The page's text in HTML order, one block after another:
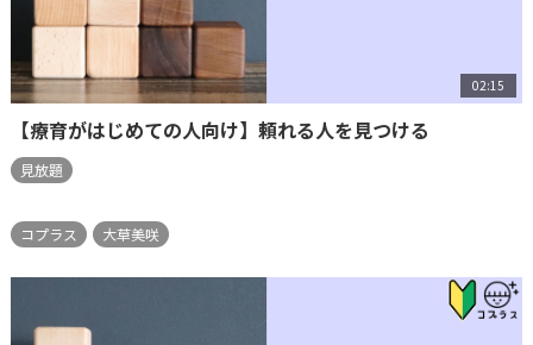
02:15
【療育がはじめての人向け】頼れる人を見つける
見放題
コプラス 大草美咲